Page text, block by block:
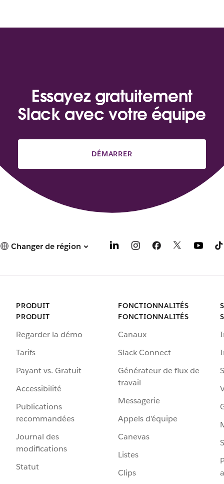
Essayez gratuitement
Slack avec votre équipe
DÉMARRER
Changer de région
PRODUIT
PRODUIT
Regarder la démo
Tarifs
Payant vs. Gratuit
Accessibilité
Publications
recommandées
Journal des
modifications
Statut
FONCTIONNALITÉS
FONCTIONNALITÉS
Canaux
Slack Connect
Générateur de flux de
travail
Messagerie
Appels d’équipe
Canevas
Listes
Clips